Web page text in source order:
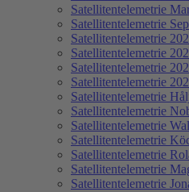
Satellitentelemetrie
Satellitentelemetrie
Satellitentelemetrie
Satellitentelemetrie
Satellitentelemetrie
Satellitentelemetrie
Satellitentelemetrie
Satellitentelemetrie
Satellitentelemetrie
Satellitentelemetrie
Satellitentelemetrie
Satellitentelemetrie
Satellitentelemetrie